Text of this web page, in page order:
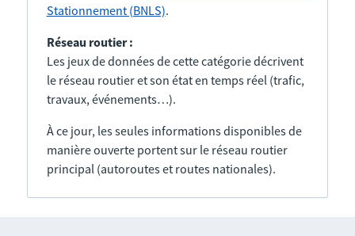
Stationnement (BNLS).
Réseau routier :
Les jeux de données de cette catégorie décrivent
le réseau routier et son état en temps réel (trafic,
travaux, événements…).
À ce jour, les seules informations disponibles de
manière ouverte portent sur le réseau routier
principal (autoroutes et routes nationales).